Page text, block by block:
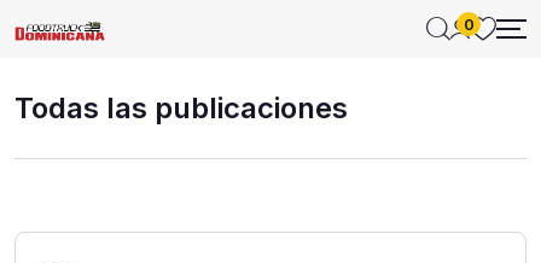
0
Todas las publicaciones